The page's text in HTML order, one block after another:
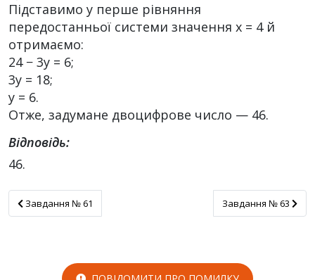
Підставимо у перше рівняння
передостанньої системи значення x = 4 й
отримаємо:
24 − 3y = 6;
3y = 18;
y = 6.
Отже, задумане двоцифрове число — 46.
Відповідь:
46.
Завдання № 61
Завдання № 61 Завдання № 63
Завдання № 63